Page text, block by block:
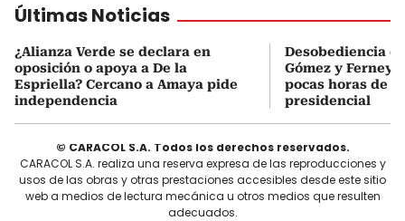
Últimas Noticias
¿Alianza Verde se declara en
oposición o apoya a De la
Espriella? Cercano a Amaya pide
independencia
Desobediencia
Gómez y Ferney
pocas horas de
presidencial
© CARACOL S.A. Todos los derechos reservados.
CARACOL S.A. realiza una reserva expresa de las reproducciones y
usos de las obras y otras prestaciones accesibles desde este sitio
web a medios de lectura mecánica u otros medios que resulten
adecuados.